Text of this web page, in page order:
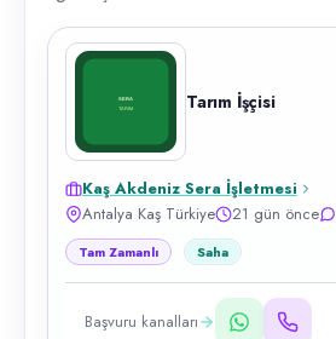
Tarım İşçisi
Kaş Akdeniz Sera İşletmesi
Antalya Kaş Türkiye
21 gün önce
Tam Zamanlı Saha
Başvuru kanalları